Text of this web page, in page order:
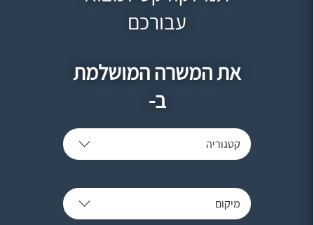
עבורכם
את המשרה המושלמת
ב-
קטגוריה
מיקום